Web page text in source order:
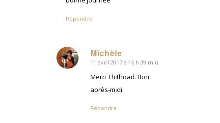
Répondre
Michèle
dit
11 avril 2017 à 16 h 39 min
Merci Thithoad. Bon
après-midi
Répondre